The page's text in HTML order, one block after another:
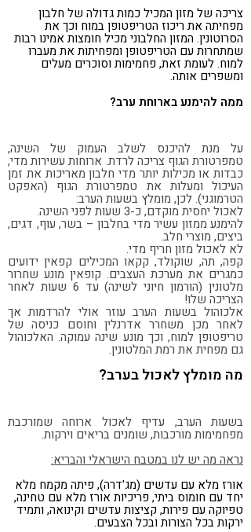
צריכה של מזון המכיל כמות גדולה של חלבון
מפחיתה את ריכוז הטריפטופן במוח וכך את
הסרוטונין. המזון החלבוני מכיל חומצות אמינו רבות
שמתחרות עם הטריפטופן ומפחיתות את מעברו
למוח. לעומת זאת, פחמימות וסוכרים מעלים
ומשפרים אותה.
ממה להימנע בארוחת ערב?
על מנת להיכנס לשלב העמוק של השינה,
טמפרטורת הגוף צריכה לרדת. ארוחות עשירות מדי,
כבדות או מכילות יותר מדי חלבון מאריכות את זמן
העיכול ומעלות את טמפרטורת הגוף (האפקט
הטרמוגני). לכן, מומלץ בשעות הערב:
לאכול יחסית מוקדם, כ-3 שעות לפני השינה.
להימנע ממזון עשיר מדי בחלבון – בשר, עוף, דגים,
ביצים, מוצרי חלב.
לא לאכול מזון חריף מדי.
קפה, תה, שוקולד, קקאו המכילים קפאין ידועים
כמגרים את מערכת העצבים. קופאין מונע שחרור
מלטונין (הורמון חיוני לשינה) עד 6 שעות לאחר
הצריכה שלו!
אלכוהול בשעות הערב עוזר אולי להרדמות אך
לאחר מכן משחרר אדרנלין וחוסם כניסה של
טריפטופן למוח, וכך מונע שינה עמוקה. האלכוהול
גם מפחית את רמת המלטונין.
מה מומלץ לאכול בערב?
בשעות הערב, עדיף לאכול ארוחה שמורכבת
מפחמימות מורכבות, שומנים בריאים וירקות.
נראה מה יש לנו במטבח הישראלי והבריא:
אורז מלא עם עדשים (מג'דרה), פיתה מקמח מלא
יחד עם חומוס ביתי, פריכיות אורז מלא עם טחינה,
טפיוקה עם פירות, קציצות עדשים וקינואה, ותמיד
ירקות בכל הצורות ובכל הצבעים.